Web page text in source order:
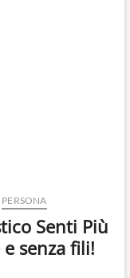
PERSONA
Senti Più
senza fili!